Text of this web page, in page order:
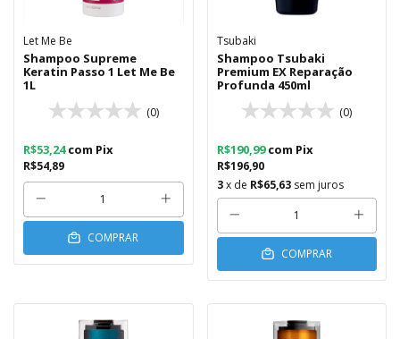
Let Me Be
Shampoo Supreme
Keratin Passo 1 Let Me Be
1L
(0)
R$54,89
R$53,24com Pix
COMPRAR
Tsubaki
Shampoo Tsubaki
Premium EX Reparação
Profunda 450ml
(0)
R$196,90
R$190,99com Pix
3 x de R$65,63 sem juros
COMPRAR